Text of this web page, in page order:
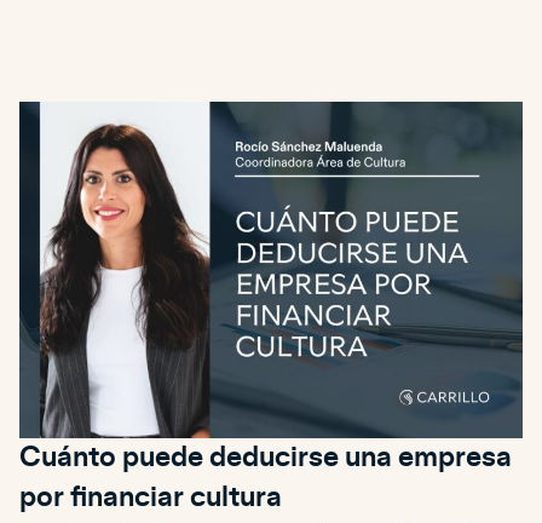
Cuánto puede deducirse una empresa
por financiar cultura